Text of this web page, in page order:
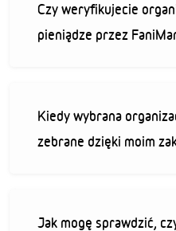
Czy weryfikujecie
pieniądze przez
Kiedy wybrana
zebrane dzięki moim
Jak mogę sprawdzić,